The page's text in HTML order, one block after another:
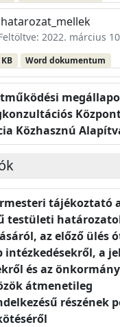
hatarozat_mellek
2022. március
Word dokumentum
Közhasznú
tájékoztató
testületi
az előző ülés
intézkedésekről, a
és az
átmenetileg
részének